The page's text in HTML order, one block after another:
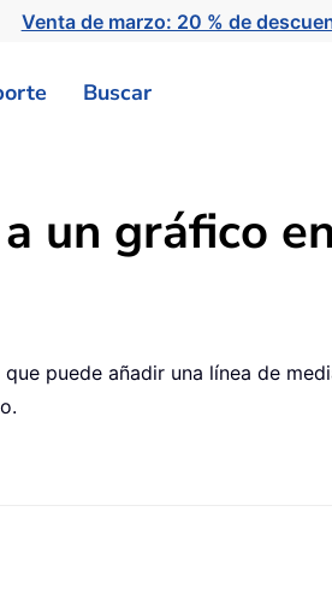
Venta de marzo: 20 % de
Buscar
un gráfico
puede añadir una línea de